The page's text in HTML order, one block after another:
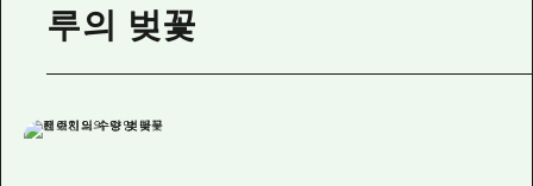
루의 벚꽃